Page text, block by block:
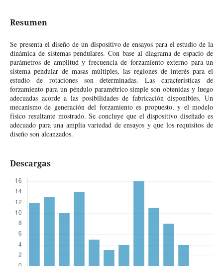
Resumen
Se presenta el diseño de un dispositivo de ensayos para el estudio de la
dinámica de sistemas pendulares. Con base al diagrama de espacio de
parámetros de amplitud y frecuencia de forzamiento externo para un
sistema pendular de masas múltiples, las regiones de interés para el
estudio de rotaciones son determinadas. Las características de
forzamiento para un péndulo paramétrico simple son obtenidas y luego
adecuadas acorde a las posibilidades de fabricación disponibles. Un
mecanismo de generación del forzamiento es propuesto, y el modelo
físico resultante mostrado. Se concluye que el dispositivo diseñado es
adecuado para una amplia variedad de ensayos y que los requisitos de
diseño son alcanzados.
Descargas